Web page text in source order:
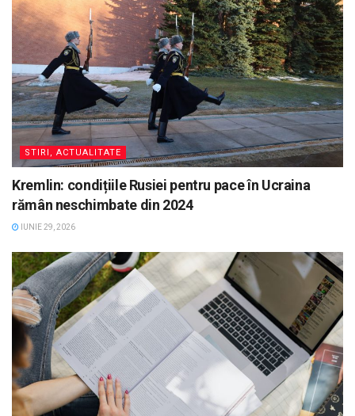
STIRI, ACTUALITATE
Kremlin: condițiile Rusiei pentru pace în Ucraina
rămân neschimbate din 2024
IUNIE 29, 2026